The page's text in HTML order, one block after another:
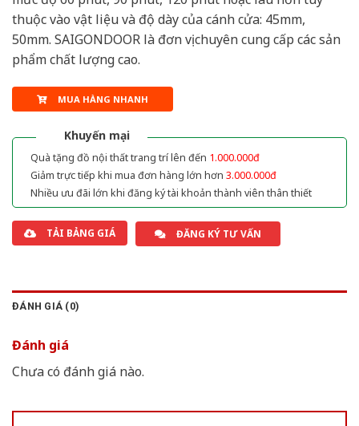
thuộc vào vật liệu và độ dày của cánh cửa: 45mm,
50mm. SAIGONDOOR là đơn vị chuyên cung cấp các sản
phẩm chất lượng cao.
MUA HÀNG NHANH
Khuyến mại
Quà tặng đồ nội thất trang trí lên đến 1.000.000đ
Giảm trực tiếp khi mua đơn hàng lớn hơn 3.000.000đ
Nhiều ưu đãi lớn khi đăng ký tài khoản thành viên thân thiết
TẢI BẢNG GIÁ ĐĂNG KÝ TƯ VẤN
ĐÁNH GIÁ (0)
Đánh giá
Chưa có đánh giá nào.